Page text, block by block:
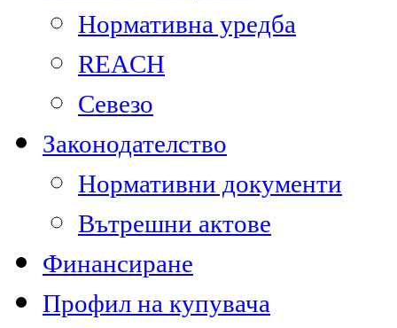
Нормативна уредба
REACH
Севезо
Законодателство
Нормативни документи
Вътрешни актове
Финансиране
Профил на купувача